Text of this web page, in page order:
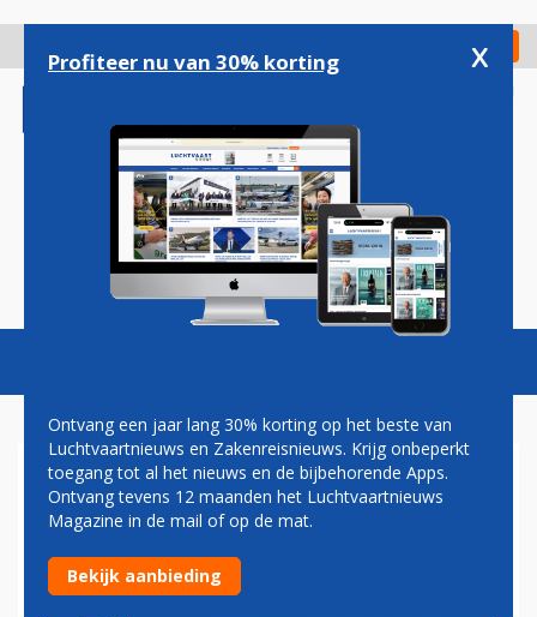
gaan
Check in
Magazine Podcasts Vacatures
BOMBARDIER NEEMT
AFSCHEID VAN TURBOPROPS
Profiteer nu van 30% korting x
Ontvang een jaar lang 30% korting op het beste van
Luchtvaartnieuws en Zakenreisnieuws. Krijg onbeperkt
toegang tot al het nieuws en de bijbehorende Apps.
Ontvang tevens 12 maanden het Luchtvaartnieuws
Magazine in de mail of op de mat.
Bekijk aanbieding